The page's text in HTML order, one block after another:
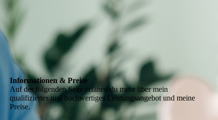
Informationen & Preise
Auf der folgenden Seite erfährst du mehr über mein
qualifiziertes und hochwertiges Leistungsangebot und meine
Preise.